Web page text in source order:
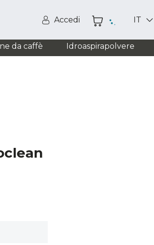
Accedi IT
da caffè Idroaspirapolvere